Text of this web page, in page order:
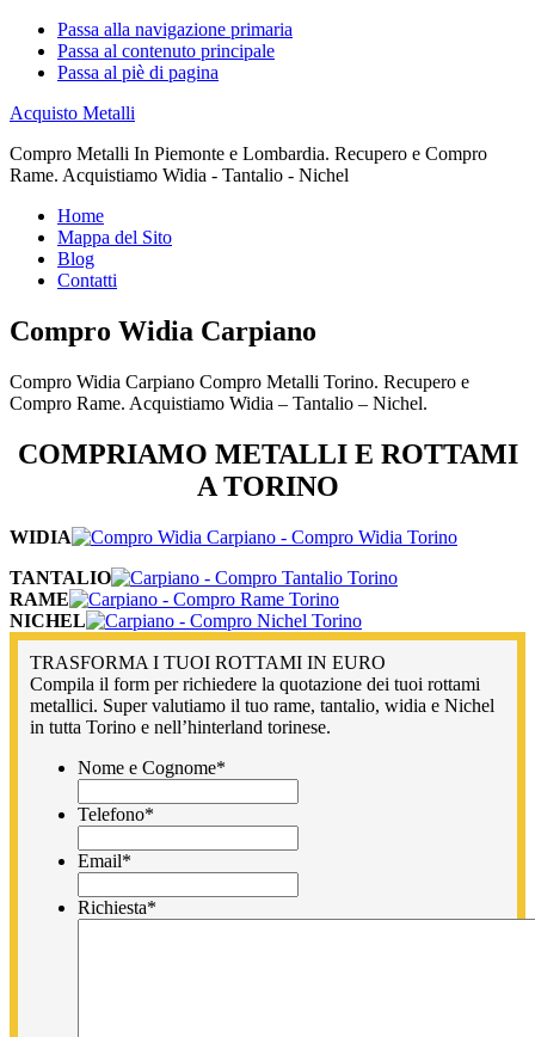
Passa alla navigazione primaria
Passa al contenuto principale
Passa al piè di pagina
Acquisto Metalli
Compro Metalli In Piemonte e Lombardia. Recupero e Compro
Rame. Acquistiamo Widia - Tantalio - Nichel
Home
Mappa del Sito
Blog
Contatti
Compro Widia Carpiano
Compro Widia Carpiano Compro Metalli Torino. Recupero e
Compro Rame. Acquistiamo Widia – Tantalio – Nichel.
COMPRIAMO METALLI E ROTTAMI
A TORINO
WIDIA
TANTALIO
RAME
NICHEL
TRASFORMA I TUOI ROTTAMI IN EURO
Compila il form per richiedere la quotazione dei tuoi rottami
metallici. Super valutiamo il tuo rame, tantalio, widia e Nichel
in tutta Torino e nell’hinterland torinese.
Nome e Cognome*
Telefono*
Email*
Richiesta*